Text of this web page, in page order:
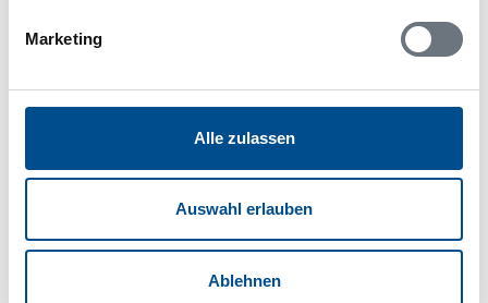
Marketing
Alle zulassen
Auswahl erlauben
Ablehnen
verhindert. Um die Funktionen nutzen zu können,
deaktivieren Sie bitte den Blocker für diese Seite
Hinweis:Nachdem Sie Ihre Erlaubnis gegeben
haben, können Sie weiterhin selbst bestimmen,
Belegungskalender